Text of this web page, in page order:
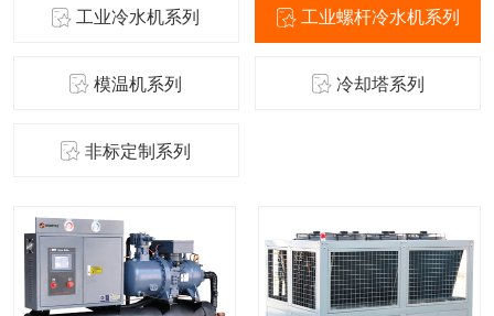
工业冷水机系列 工业螺杆冷水机系列
模温机系列 冷却塔系列
非标定制系列